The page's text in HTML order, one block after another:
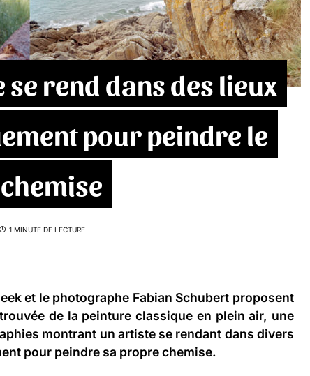
rend dans des lieux
pour peindre le
1 MINUTE DE LECTURE
et le photographe Fabian Schubert proposent
de la peinture classique en plein air, une
montrant un artiste se rendant dans divers
pour peindre sa propre chemise.